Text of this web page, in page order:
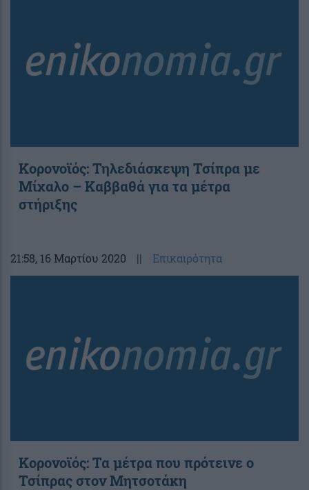
Κορονοϊός: Τηλεδιάσκεψη Τσίπρα με
Μίχαλο – Καββαθά για τα μέτρα
στήριξης
21:58, 16 Μαρτίου 2020 || Επικαιρότητα
Κορονοϊός: Τα μέτρα που πρότεινε ο
Τσίπρας στον Μητσοτάκη